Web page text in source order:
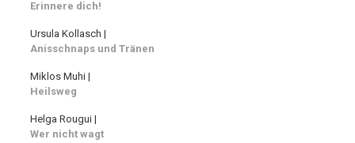
Erinnere dich!
Ursula Kollasch |
Anisschnaps und Tränen
Miklos Muhi |
Heilsweg
Helga Rougui |
Wer nicht wagt